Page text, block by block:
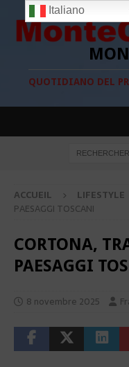
QUOTIDIANO DEL
ACCUEIL LIFESTYLE
PAESAGGI TOSCANI
CORTONA,
PAESAGGI
8 novembre 2025
Italiano